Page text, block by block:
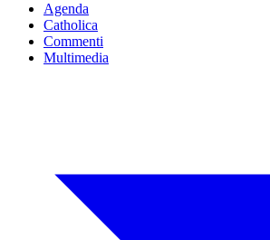
Agenda
Catholica
Commenti
Multimedia